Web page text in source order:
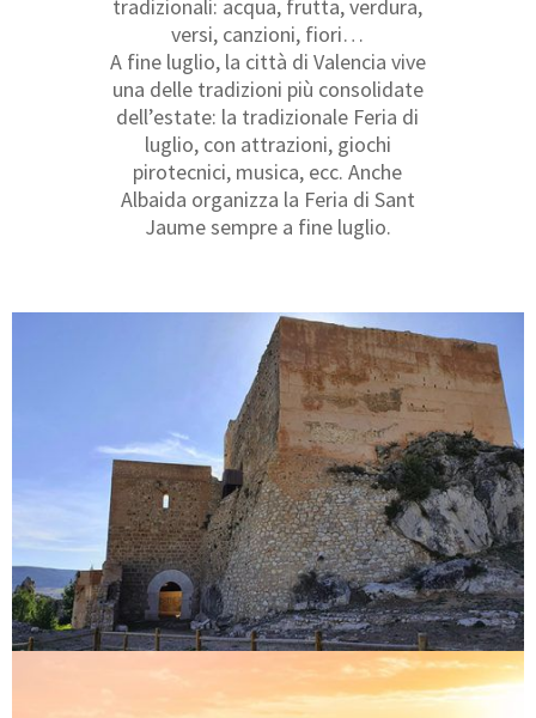
tradizionali: acqua, frutta, verdura,
versi, canzioni, fiori…
A fine luglio, la città di Valencia vive
una delle tradizioni più consolidate
dell’estate: la tradizionale Feria di
luglio, con attrazioni, giochi
pirotecnici, musica, ecc. Anche
Albaida organizza la Feria di Sant
Jaume sempre a fine luglio.